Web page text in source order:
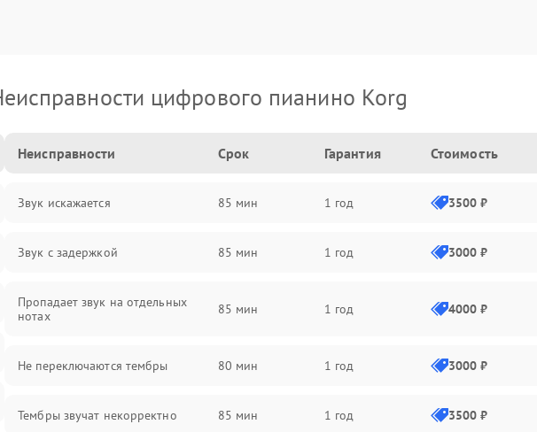
цифрового пианино Korg
Неисправности Срок Гарантия Стоимость
Звук искажается 85 мин 1 год 3500 ₽
Звук с задержкой 85 мин 1 год 3000 ₽
Пропадает звук на отдельных
нотах
85 мин 1 год 4000 ₽
Не переключаются тембры 80 мин 1 год 3000 ₽
Тембры звучат некорректно 85 мин 1 год 3500 ₽